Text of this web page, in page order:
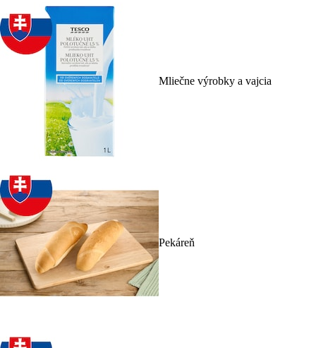
Mliečne výrobky a vajcia
Pekáreň